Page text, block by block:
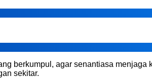
berkumpul, agar senantiasa menjaga
sekitar.